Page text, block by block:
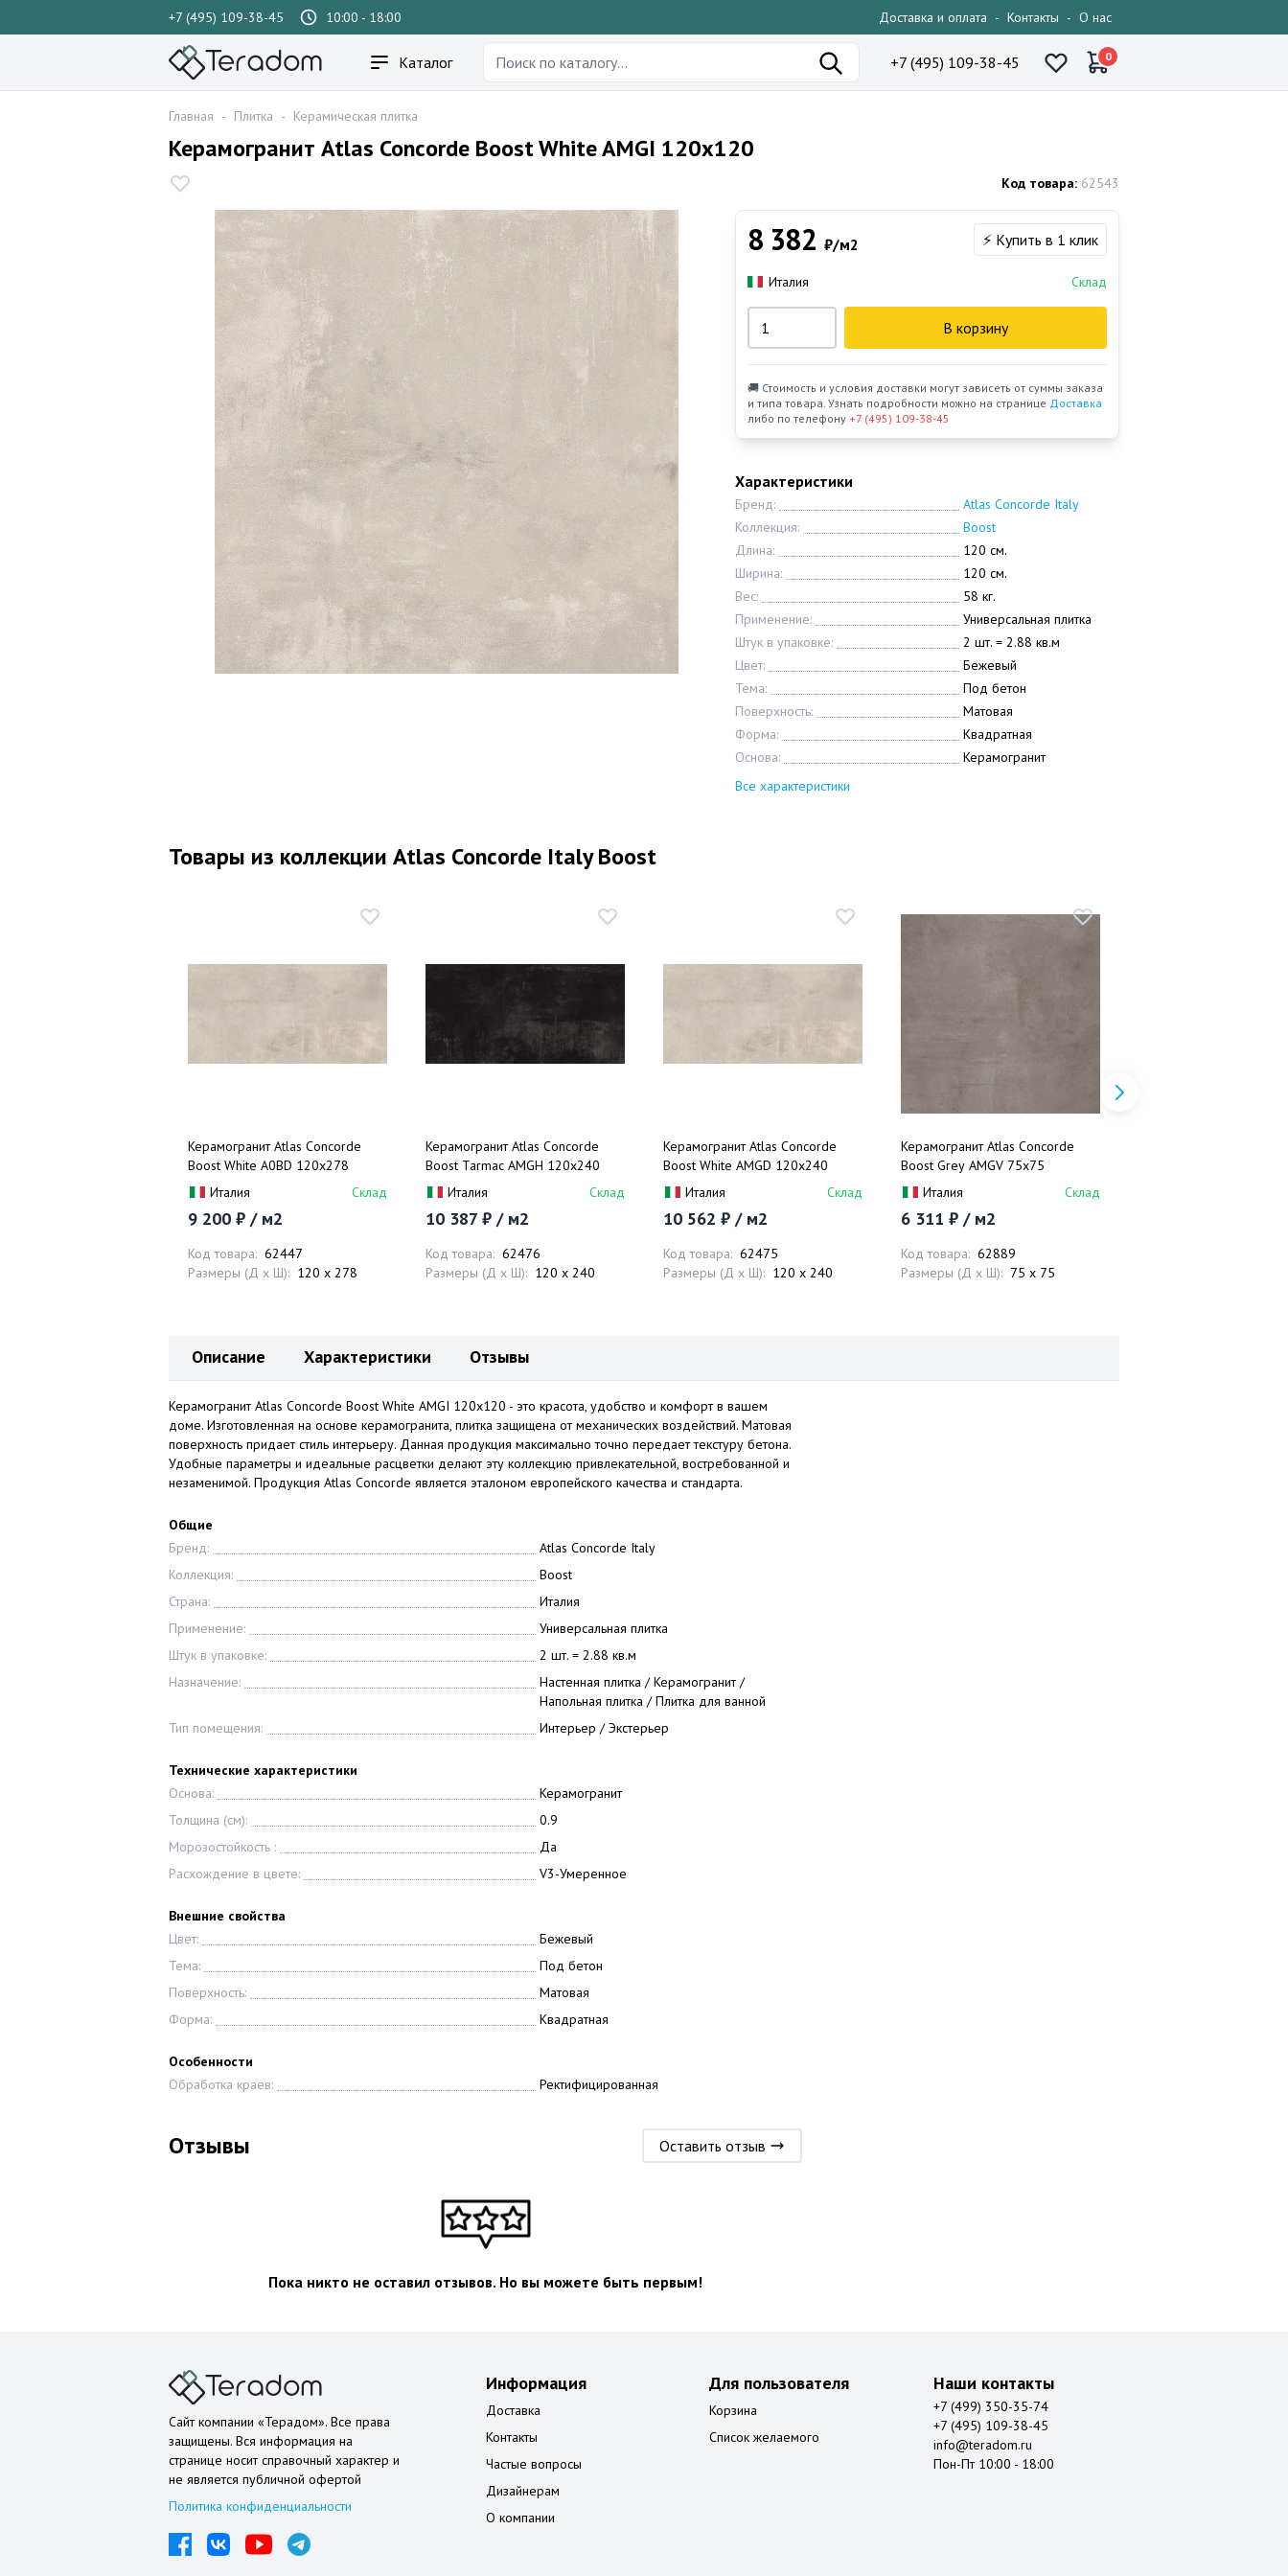
+7 (495) 109-38-45 10:00 - 18:00 Доставка и оплата - Контакты - О нас
Каталог +7 (495) 109-38-45 0
Главная - Плитка - Керамическая плитка
Керамогранит Atlas Concorde Boost White AMGI 120х120
Код товара: 62543
Характеристики
Бренд:
Atlas Concorde Italy
Коллекция:
Boost
Длина:
120 см.
Ширина:
120 см.
Вес:
58 кг.
Применение:
Универсальная плитка
Штук в упаковке:
2 шт. = 2.88 кв.м
Цвет:
Бежевый
Тема:
Под бетон
Поверхность:
Матовая
Форма:
Квадратная
Основа:
Керамогранит
Все характеристики
8 382 ₽/м2 ⚡ Купить в 1 клик
Италия Склад
В корзину
🚚 Стоимость и условия доставки могут зависеть от суммы заказа
и типа товара. Узнать подробности можно на странице Доставка
либо по телефону +7 (495) 109-38-45
Товары из коллекции Atlas Concorde Italy Boost
Керамогранит Atlas Concorde
Boost White A0BD 120x278
Италия
Склад
9 200 ₽ / м2
Код товара: 62447
Размеры (Д x Ш): 120 x 278
Керамогранит Atlas Concorde
Boost Tarmac AMGH 120x240
Италия
Склад
10 387 ₽ / м2
Код товара: 62476
Размеры (Д x Ш): 120 x 240
Керамогранит Atlas Concorde
Boost White AMGD 120x240
Италия
Склад
10 562 ₽ / м2
Код товара: 62475
Размеры (Д x Ш): 120 x 240
Керамогранит Atlas Concorde
Boost Grey AMGV 75х75
Италия
Склад
6 311 ₽ / м2
Код товара: 62889
Размеры (Д x Ш): 75 x 75
Описание Характеристики Отзывы
Керамогранит Atlas Concorde Boost White AMGI 120х120 - это красота, удобство и комфорт в вашем
доме. Изготовленная на основе керамогранита, плитка защищена от механических воздействий. Матовая
поверхность придает стиль интерьеру. Данная продукция максимально точно передает текстуру бетона.
Удобные параметры и идеальные расцветки делают эту коллекцию привлекательной, востребованной и
незаменимой. Продукция Atlas Concorde является эталоном европейского качества и стандарта.
Общие
Бренд:
Atlas Concorde Italy
Коллекция:
Boost
Страна:
Италия
Применение:
Универсальная плитка
Штук в упаковке:
2 шт. = 2.88 кв.м
Назначение:
Настенная плитка / Керамогранит /
Напольная плитка / Плитка для ванной
Тип помещения:
Интерьер / Экстерьер
Технические характеристики
Основа:
Керамогранит
Толщина (см):
0.9
Морозостойкость :
Да
Расхождение в цвете:
V3-Умеренное
Внешние свойства
Цвет:
Бежевый
Тема:
Под бетон
Поверхность:
Матовая
Форма:
Квадратная
Особенности
Обработка краев:
Ректифицированная
Отзывы Оставить отзыв
Пока никто не оставил отзывов. Но вы можете быть первым!
Сайт компании «Терадом». Все права
защищены. Вся информация на
странице носит справочный характер и
не является публичной офертой
Политика конфиденциальности
Информация
Доставка
Контакты
Частые вопросы
Дизайнерам
О компании
Для пользователя
Корзина
Список желаемого
Наши контакты
+7 (499) 350-35-74
+7 (495) 109-38-45
info@teradom.ru
Пон-Пт 10:00 - 18:00